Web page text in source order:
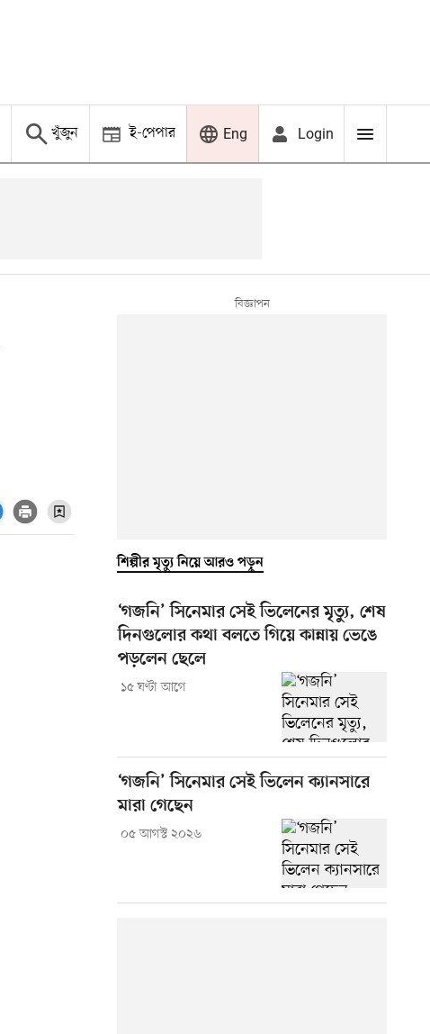
খুঁজুন ই-পেপার Eng Login
শিল্পীর মৃত্যু নিয়ে আরও পড়ুন
‘গজনি’ সিনেমার সেই ভিলেনের মৃত্যু, শেষ
দিনগুলোর কথা বলতে গিয়ে কান্নায় ভেঙে
পড়লেন ছেলে
১৫ ঘণ্টা আগে
‘গজনি’ সিনেমার সেই ভিলেন ক্যানসারে
মারা গেছেন
০৫ আগস্ট ২০২৬